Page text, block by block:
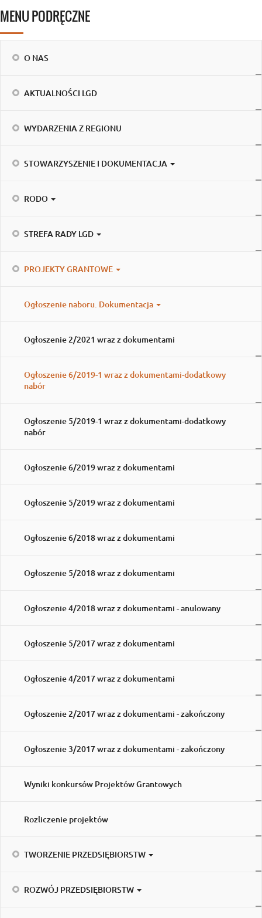
MENU PODRĘCZNE
O NAS
AKTUALNOŚCI LGD
WYDARZENIA Z REGIONU
STOWARZYSZENIE I DOKUMENTACJA
RODO
STREFA RADY LGD
PROJEKTY GRANTOWE
Ogłoszenie naboru. Dokumentacja
Ogłoszenie 2/2021 wraz z dokumentami
Ogłoszenie 6/2019-1 wraz z dokumentami-dodatkowy
nabór
Ogłoszenie 5/2019-1 wraz z dokumentami-dodatkowy
nabór
Ogłoszenie 6/2019 wraz z dokumentami
Ogłoszenie 5/2019 wraz z dokumentami
Ogłoszenie 6/2018 wraz z dokumentami
Ogłoszenie 5/2018 wraz z dokumentami
Ogłoszenie 4/2018 wraz z dokumentami - anulowany
Ogłoszenie 5/2017 wraz z dokumentami
Ogłoszenie 4/2017 wraz z dokumentami
Ogłoszenie 2/2017 wraz z dokumentami - zakończony
Ogłoszenie 3/2017 wraz z dokumentami - zakończony
Wyniki konkursów Projektów Grantowych
Rozliczenie projektów
TWORZENIE PRZEDSIĘBIORSTW
ROZWÓJ PRZEDSIĘBIORSTW